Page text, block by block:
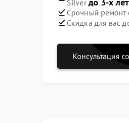
Silver
Срочный ремонт
Скидка для вас
Консультация